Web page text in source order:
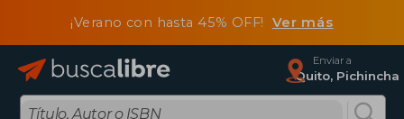
¡Verano con hasta 45% OFF! Ver más
Enviar a
Quito, Pichincha